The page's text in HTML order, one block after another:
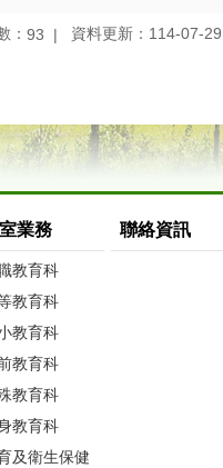
： 93 資料更新：114-07-
業務
教育科
教育科
教育科
教育科
教育科
教育科
及衛生保健
聯絡資訊